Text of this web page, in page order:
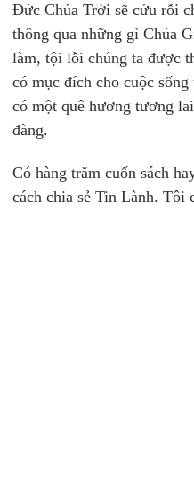
Đức Chúa Trời sẽ cứu rỗi
thông qua những gì Chúa
làm, tội lỗi chúng ta được
có mục đích cho cuộc sống
có một quê hương tương
đàng.
Có hàng trăm cuốn sách
cách chia sẻ Tin Lành. Tôi